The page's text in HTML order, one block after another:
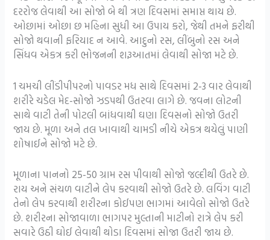
દરરોજ લેવાથી આ સોજો બે થી ત્રણ દિવસમાં સમાપ્ત થાય છે.
ઓછામાં ઓછા છ મહિના સુધી આ ઉપાય કરો, જેથી તમને ફરીથી
સોજો થવાની ફરિયાદ ન આવે. આદુનો રસ, લીંબુનો રસ અને
સિંધવ એકત્ર કરી ભોજનની શરૂઆતમાં લેવાથી સોજા મટે છે.
1 ચમચી લીંડીપીપરનો પાવડર મધ સાથે દિવસમાં 2-3 વાર લેવાથી
શરીરે ચડેલ મેદ-સોજો ઝડપથી ઉતરવા લાગે છે. જવના લોટની
સાથે વાટી તેની પોટલી બાંધવાથી ઘણા દિવસનો સોજો ઉતરી
જાય છે. મૂળા અને તલ ખાવાથી ચામડી નીચે એકત્ર થયેલું પાણી
શોષાઈને સોજો મટે છે.
મૂળાના પાનનો 25-50 ગ્રામ રસ પીવાથી સોજો જલ્દીથી ઉતરે છે.
રાય અને સંચળ વાટીને લેપ કરવાથી સોજો ઉતરે છે. લવિંગ વાટી
તેનો લેપ કરવાથી શરીરના કોઈપણ ભાગમાં આવેલો સોજો ઉતરે
છે. શરીરના સોજાવાળા ભાગપર મુલ્તાની માટીનો રાત્રે લેપ કરી
સવારે ઉઠી ઘોઈ લેવાથી થોડા દિવસમાં સોજા ઉતરી જાય છે.